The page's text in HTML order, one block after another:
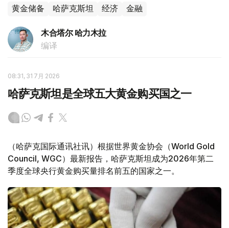
黄金储备 哈萨克斯坦 经济 金融
木合塔尔 哈力木拉
编译
08:31, 31 7月 2026
哈萨克斯坦是全球五大黄金购买国之一
（哈萨克国际通讯社讯）根据世界黄金协会（World Gold
Council, WGC）最新报告，哈萨克斯坦成为2026年第二
季度全球央行黄金购买量排名前五的国家之一。